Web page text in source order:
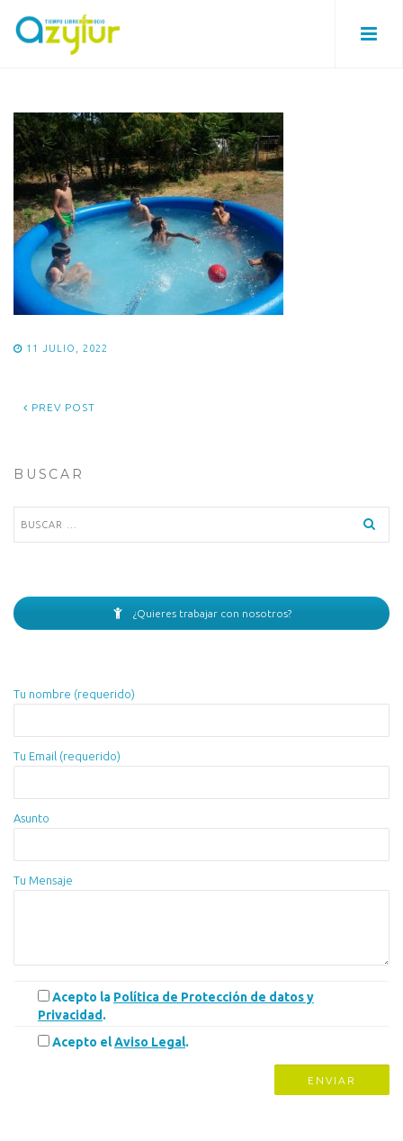
11 JULIO, 2022
PREV POST
BUSCAR
¿Quieres trabajar con nosotros?
Tu nombre (requerido)
Tu Email (requerido)
Asunto
Tu Mensaje
Acepto la Política de Protección de datos y
Privacidad .
Acepto elAviso Legal.